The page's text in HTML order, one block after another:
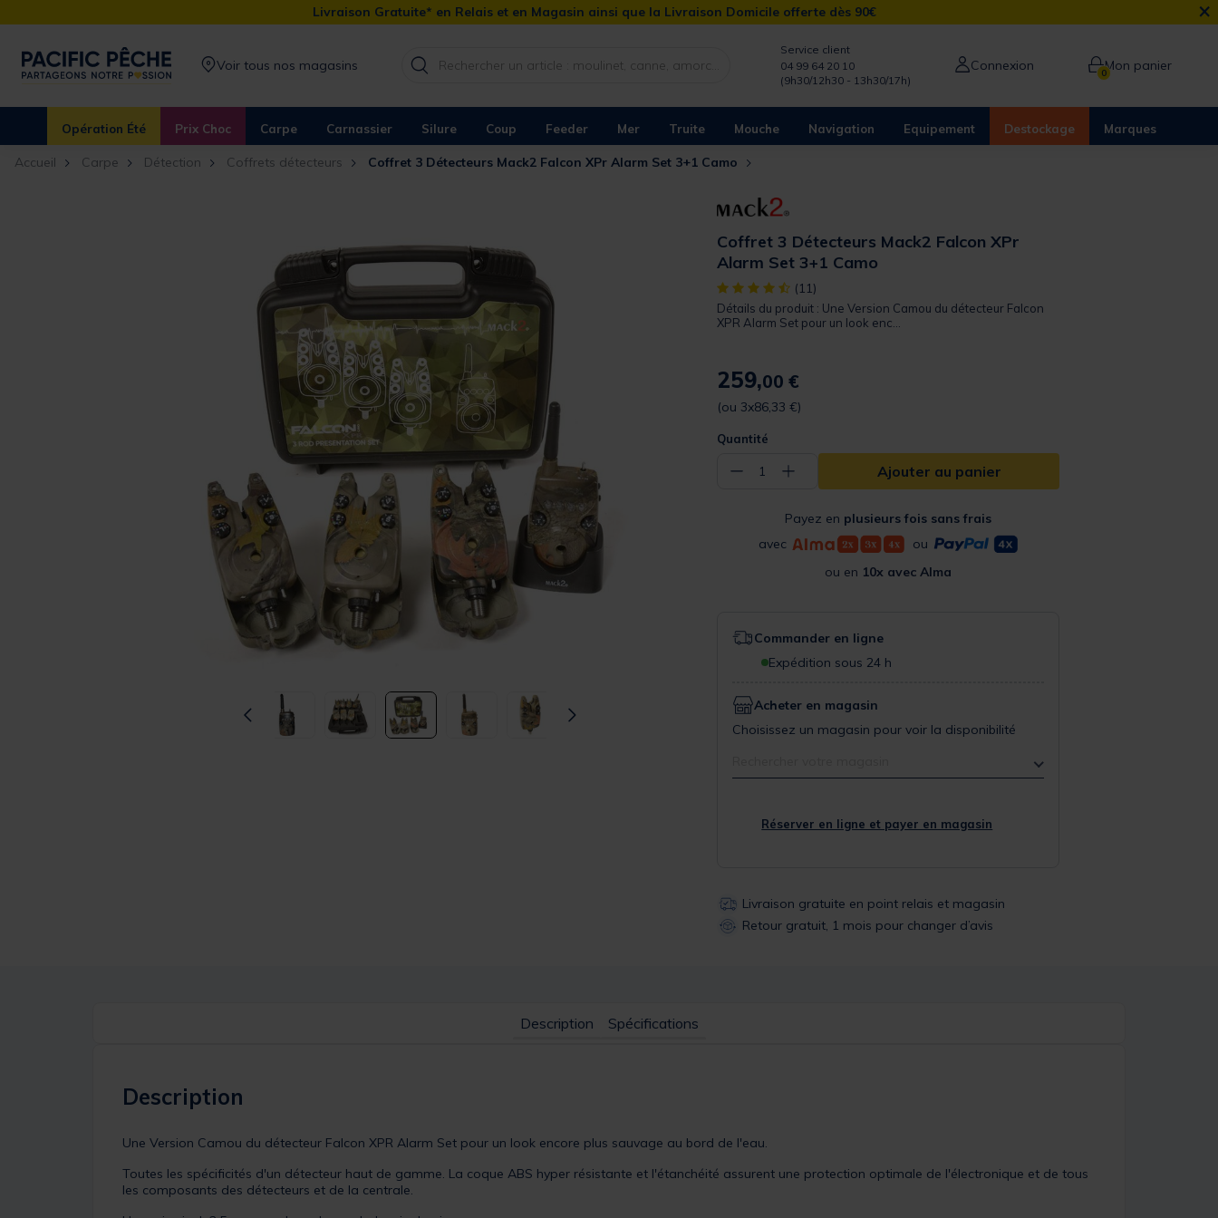
Livraison Gratuite* en Relais et en Magasin ainsi que la Livraison Domicile offerte dès 90€ ×
Voir tous nos magasins
Service client
04 99 64 20 10
(9h30/12h30 - 13h30/17h)
Connexion 0Mon panier
Opération Été Prix Choc Carpe Carnassier Silure Coup Feeder Mer Truite Mouche Navigation Equipement Destockage Marques
Accueil Carpe Détection Coffrets détecteurs Coffret 3 Détecteurs Mack2 Falcon XPr Alarm Set 3+1 Camo
Coffret 3 Détecteurs Mack2 Falcon XPr
Alarm Set 3+1 Camo
[object Object] out of 5 Customer Rating
(11)
Détails du produit : Une Version Camou du détecteur Falcon
XPR Alarm Set pour un look enc...
259,00 €
(ou 3x86,33 €)
Quantité
− 1 + Ajouter au panier
Payez en plusieurs fois sans frais
avec
ou
ou en 10x avec Alma
Commander en ligne
Expédition sous 24 h
Acheter en magasin
Choisissez un magasin pour voir la disponibilité
Réserver en ligne et payer en magasin
Livraison gratuite en point relais et magasin
Retour gratuit, 1 mois pour changer d’avis
Description Spécifications
Description
Une Version Camou du détecteur Falcon XPR Alarm Set pour un look encore plus sauvage au bord de l'eau.
Toutes les spécificités d'un détecteur haut de gamme. La coque ABS hyper résistante et l'étanchéité assurent une protection optimale de l'électronique et de tous
les composants des détecteurs et de la centrale.